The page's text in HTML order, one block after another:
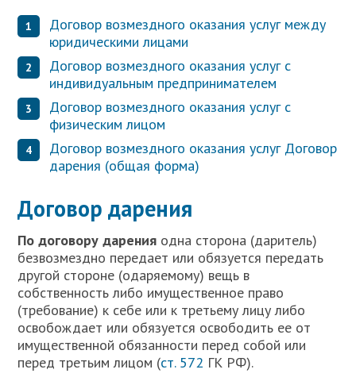
Договор возмездного оказания услуг между
юридическими лицами
Договор возмездного оказания услуг с
индивидуальным предпринимателем
Договор возмездного оказания услуг с
физическим лицом
Договор возмездного оказания услуг Договор
дарения (общая форма)
Договор дарения
По договору дарения одна сторона (даритель)
безвозмездно передает или обязуется передать
другой стороне (одаряемому) вещь в
собственность либо имущественное право
(требование) к себе или к третьему лицу либо
освобождает или обязуется освободить ее от
имущественной обязанности перед собой или
перед третьим лицом (ст. 572 ГК РФ).